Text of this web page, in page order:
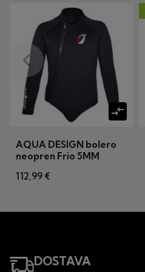
compare_arrows
AQUA DESIGN bolero
neopren Frio 5MM
112,99 €
Prije
keyboard_arrow_left
DOSTAVA